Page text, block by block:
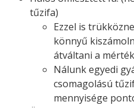
tűzifa)
Ezzel is
könnyű
átváltani a
Nálunk egyedi
csomagolású
mennyisége